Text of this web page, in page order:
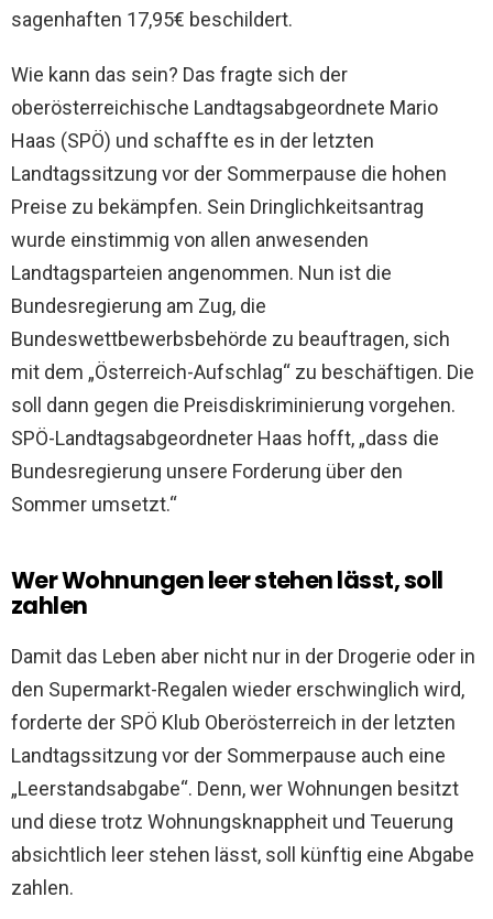
sagenhaften 17,95€ beschildert.
Wie kann das sein? Das fragte sich der
oberösterreichische Landtagsabgeordnete Mario
Haas (SPÖ) und schaffte es in der letzten
Landtagssitzung vor der Sommerpause die hohen
Preise zu bekämpfen. Sein Dringlichkeitsantrag
wurde einstimmig von allen anwesenden
Landtagsparteien angenommen. Nun ist die
Bundesregierung am Zug, die
Bundeswettbewerbsbehörde zu beauftragen, sich
mit dem „Österreich-Aufschlag“ zu beschäftigen. Die
soll dann gegen die Preisdiskriminierung vorgehen.
SPÖ-Landtagsabgeordneter Haas hofft, „dass die
Bundesregierung unsere Forderung über den
Sommer umsetzt.“
Wer Wohnungen leer stehen lässt, soll
zahlen
Damit das Leben aber nicht nur in der Drogerie oder in
den Supermarkt-Regalen wieder erschwinglich wird,
forderte der SPÖ Klub Oberösterreich in der letzten
Landtagssitzung vor der Sommerpause auch eine
„Leerstandsabgabe“. Denn, wer Wohnungen besitzt
und diese trotz Wohnungsknappheit und Teuerung
absichtlich leer stehen lässt, soll künftig eine Abgabe
zahlen.